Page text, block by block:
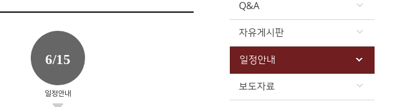
Q&A
자유게시판
일정안내
보도자료
6/15
일정안내